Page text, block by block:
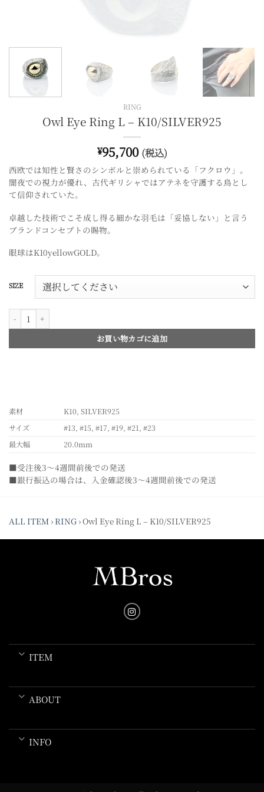
RING
Owl Eye Ring L – K10/SILVER925
¥95,700 (税込)
西欧では知性と賢さのシンボルと崇められている「フクロウ」。
闇夜での視力が優れ、古代ギリシャではアテネを守護する鳥とし
て信仰されていた。
卓越した技術でこそ成し得る細かな羽毛は「妥協しない」と言う
ブランドコンセプトの賜物。
眼球はK10yellowGOLD。
SIZE
お買い物カゴに追加
素材
K10, SILVER925
サイズ
#13, #15, #17, #19, #21, #23
最大幅
20.0mm
■受注後3～4週間前後での発送
■銀行振込の場合は、入金確認後3～4週間前後での発送
ALL ITEM›RING›Owl Eye Ring L – K10/SILVER925
ITEM
ABOUT
INFO